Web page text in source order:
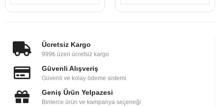
Ücretsiz Kargo
999₺ üzeri ücretsiz kargo
Güvenli Alışveriş
Güvenli ve kolay ödeme sistemi
Geniş Ürün Yelpazesi
Binlerce ürün ve kampanya seçeneği